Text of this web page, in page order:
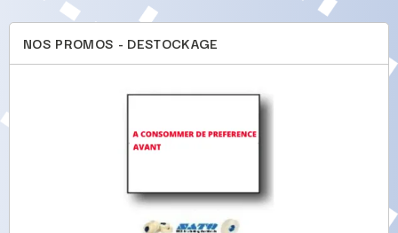
NOS PROMOS - DESTOCKAGE